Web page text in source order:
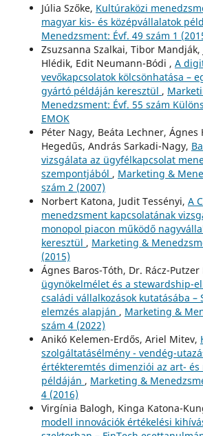
Júlia Szőke, Kultúraközi
magyar kis- és középvállalatok
Menedzsment: Évf. 49 szám 1
Zsuzsanna Szalkai, Tibor
Hlédik, Edit Neumann-Bódi , A
vevőkapcsolatok kölcsönhatása –
gyártó példáján keresztül ,
Menedzsment: Évf. 55 szám
EMOK
Péter Nagy, Beáta Lechner, Ágnes
Hegedűs, András Sarkadi-Nagy,
vizsgálata az ügyfélkapcsolat
szempontjából , Marketing &
szám 2 (2007)
Norbert Katona, Judit Tessényi, A
menedzsment kapcsolatának
monopol piacon működő
keresztül , Marketing &
(2015)
Ágnes Baros-Tóth, Dr. Rácz-Putzer
ügynökelmélet és a stewardship-
családi vállalkozások kutatásába –
elemzés alapján , Marketing &
szám 4 (2022)
Anikó Kelemen-Erdős, Ariel Mitev,
szolgáltatásélmény - vendég-
értékteremtés dimenziói az art- és
példáján , Marketing &
4 (2016)
Virgínia Balogh, Kinga Katona-
modell innovációk értékelési